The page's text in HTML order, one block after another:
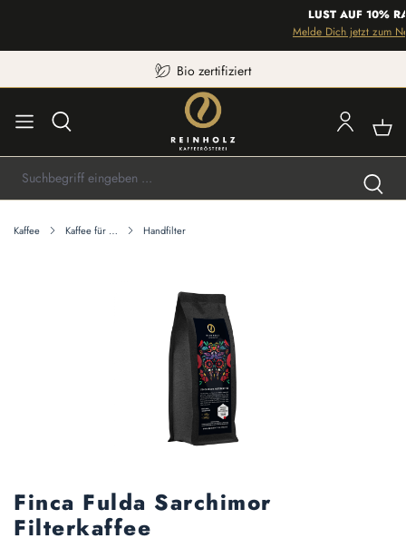
LUST AUF 10%
Melde Dich jetzt zum
Bio zertifiziert
Kaffee Kaffee für … Handfilter
Finca Fulda Sarchimor
Filterkaffee